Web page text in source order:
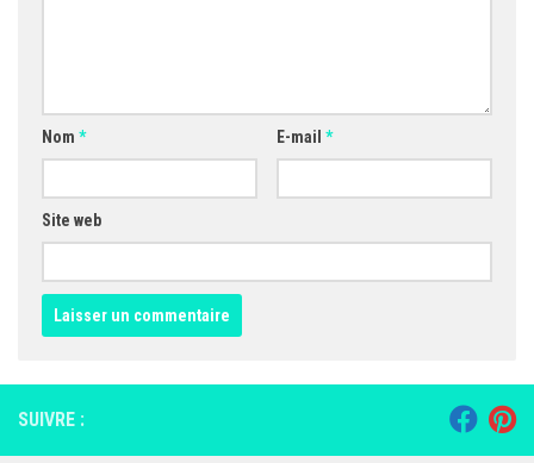
Nom * E-mail *
Site web
SUIVRE :